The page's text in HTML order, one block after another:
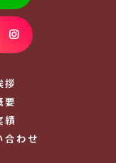
拶
要
績
合わせ